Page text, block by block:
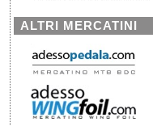
ALTRI MERCATINI